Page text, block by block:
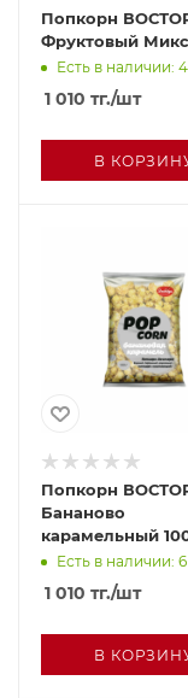
Попкорн
Фруктовый Микс
Есть в наличии: 4
1 010 тг./шт
В
Попкорн
Бананово
карамельный
Есть в наличии: 6
1 010 тг./шт
В